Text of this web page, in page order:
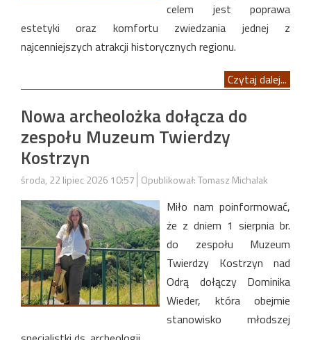
celem jest poprawa
estetyki oraz komfortu zwiedzania jednej z
najcenniejszych atrakcji historycznych regionu.
Czytaj dalej...
Nowa archeolożka dołącza do
zespołu Muzeum Twierdzy
Kostrzyn
środa, 22 lipiec 2026 10:57 Opublikował: Tomasz Michalak
Miło nam poinformować,
że z dniem 1 sierpnia br.
do zespołu Muzeum
Twierdzy Kostrzyn nad
Odrą dołączy Dominika
Wieder, która obejmie
stanowisko młodszej